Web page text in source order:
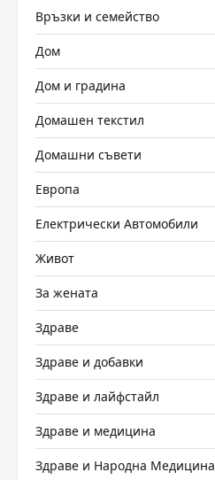
Връзки и семейство
Дом
Дом и градина
Домашен текстил
Домашни съвети
Европа
Електрически Автомобили
Живот
За жената
Здраве
Здраве и добавки
Здраве и лайфстайл
Здраве и медицина
Здраве и Народна Медицина